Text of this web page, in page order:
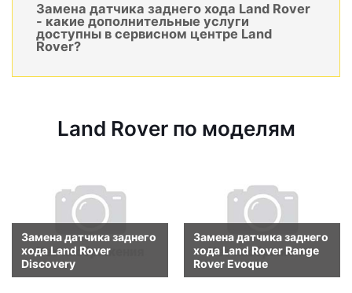
Замена датчика заднего хода Land Rover
- какие дополнительные услуги
доступны в сервисном центре Land
Rover?
Land Rover по моделям
Замена датчика заднего
хода Land Rover
Discovery
Замена датчика заднего
хода Land Rover Range
Rover Evoque